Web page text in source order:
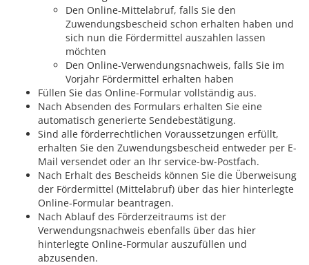
Den Online-Mittelabruf, falls Sie den
Zuwendungsbescheid schon erhalten haben und
sich nun die Fördermittel auszahlen lassen
möchten
Den Online-Verwendungsnachweis, falls Sie im
Vorjahr Fördermittel erhalten haben
Füllen Sie das Online-Formular vollständig aus.
Nach Absenden des Formulars erhalten Sie eine
automatisch generierte Sendebestätigung.
Sind alle förderrechtlichen Voraussetzungen erfüllt,
erhalten Sie den Zuwendungsbescheid entweder per E-
Mail versendet oder an Ihr service-bw-Postfach.
Nach Erhalt des Bescheids können Sie die Überweisung
der Fördermittel (Mittelabruf) über das hier hinterlegte
Online-Formular beantragen.
Nach Ablauf des Förderzeitraums ist der
Verwendungsnachweis ebenfalls über das hier
hinterlegte Online-Formular auszufüllen und
abzusenden.